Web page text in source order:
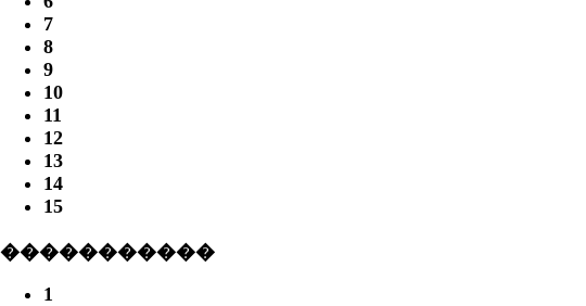
7
8
9
10
11
12
13
14
15
�����������
1